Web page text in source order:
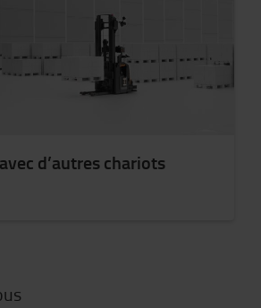
d’autres chariots